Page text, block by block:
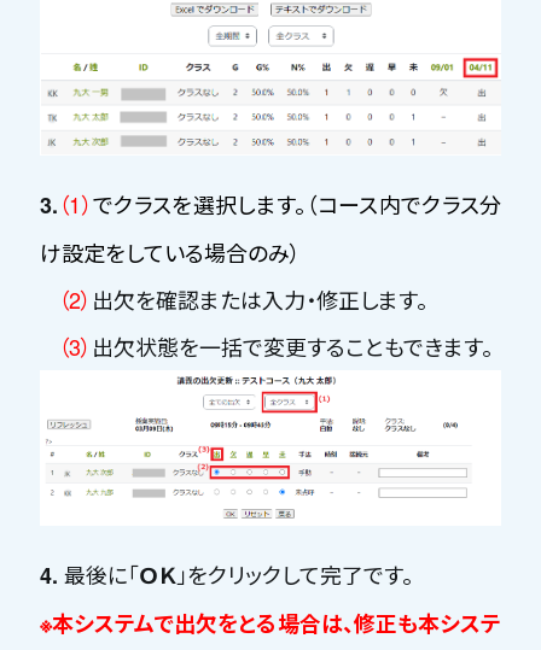
3.（1）でクラスを選択します。（コース内でクラス分
け設定をしている場合のみ）
（2） 出欠を確認または入力・修正します。
（3） 出欠状態を一括で変更することもできます。
4. 最後に「ＯＫ」をクリックして完了です。
※本システムで出欠をとる場合は、修正も本システ